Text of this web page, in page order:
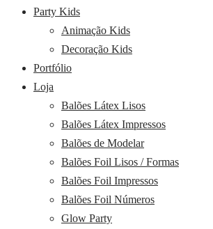
Party Kids
Animação Kids
Decoração Kids
Portfólio
Loja
Balões Látex Lisos
Balões Látex Impressos
Balões de Modelar
Balões Foil Lisos / Formas
Balões Foil Impressos
Balões Foil Números
Glow Party